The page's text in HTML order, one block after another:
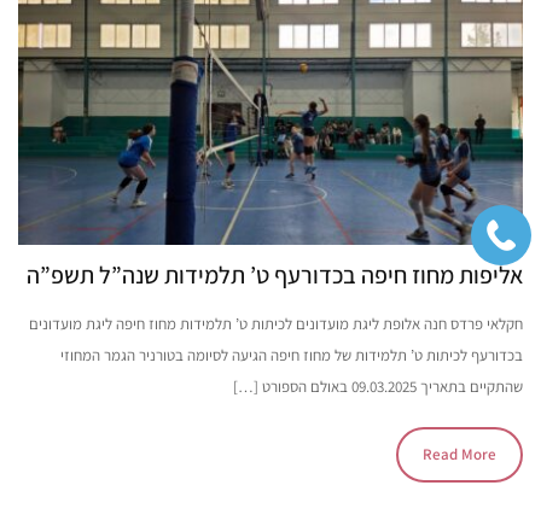
אליפות מחוז חיפה בכדורעף ט’ תלמידות שנה”ל תשפ”ה
חקלאי פרדס חנה אלופת ליגת מועדונים לכיתות ט’ תלמידות מחוז חיפה ליגת מועדונים
בכדורעף לכיתות ט’ תלמידות של מחוז חיפה הגיעה לסיומה בטורניר הגמר המחוזי
שהתקיים בתאריך 09.03.2025 באולם הספורט […]
Read More